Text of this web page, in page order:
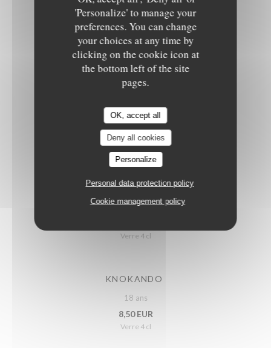
'Personalize' to manage your
preferences. You can change
your choices at any time by
clicking on the cookie icon at
the bottom left of the site
pages.
OK, accept all
Deny all cookies
Personalize
Personal data protection policy
Cookie management policy
PASTIS OU RICARD
3,50 EUR
3 cl
Old N°7 (édition 150 ans)
7,50 EUR
Verre 4 cl
BELLEVOYE
finition sauternes whisky français
Verre 4 cl
KNOKANDO
18 ans
8,50 EUR
Verre 4 cl